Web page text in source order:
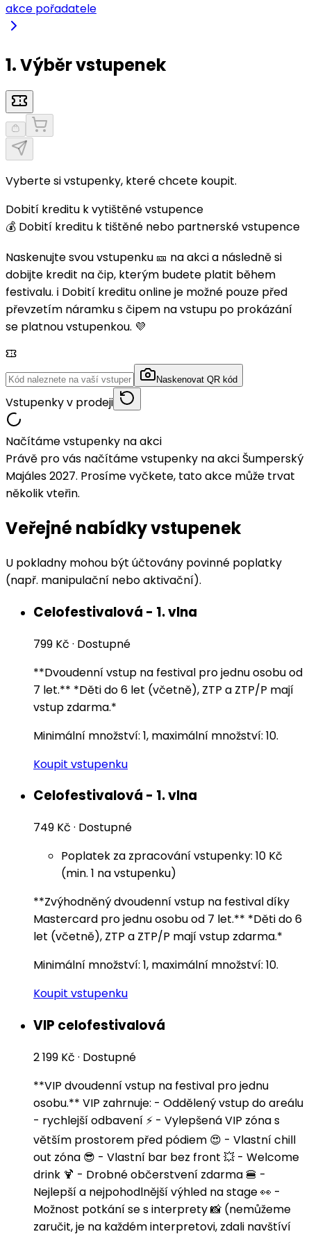
akce pořadatele
1. Výběr vstupenek
Vyberte si vstupenky, které chcete koupit.
Dobití kreditu k vytištěné vstupence
💰 Dobití kreditu k tištěné nebo partnerské vstupence
Naskenujte svou vstupenku 🎫 na akci a následně si
dobijte kredit na čip, kterým budete platit během
festivalu. ℹ️ Dobití kreditu online je možné pouze před
převzetím náramku s čipem na vstupu po prokázání
se platnou vstupenkou. 💜
Naskenovat QR kód
Vstupenky v prodeji
Načítáme vstupenky na akci
Právě pro vás načítáme vstupenky na akci Šumperský
Majáles 2027. Prosíme vyčkete, tato akce může trvat
několik vteřin.
Veřejné nabídky vstupenek
U pokladny mohou být účtovány povinné poplatky
(např. manipulační nebo aktivační).
Celofestivalová - 1. vlna
799 Kč · Dostupné
**Dvoudenní vstup na festival pro jednu osobu od
7 let.** *Děti do 6 let (včetně), ZTP a ZTP/P mají
vstup zdarma.*
Minimální množství: 1, maximální množství: 10.
Koupit vstupenku
Celofestivalová - 1. vlna
749 Kč · Dostupné
Poplatek za zpracování vstupenky: 10 Kč
(min. 1 na vstupenku)
**Zvýhodněný dvoudenní vstup na festival díky
Mastercard pro jednu osobu od 7 let.** *Děti do 6
let (včetně), ZTP a ZTP/P mají vstup zdarma.*
Minimální množství: 1, maximální množství: 10.
Koupit vstupenku
VIP celofestivalová
2 199 Kč · Dostupné
**VIP dvoudenní vstup na festival pro jednu
osobu.** VIP zahrnuje: - Oddělený vstup do areálu
- rychlejší odbavení ⚡️ - Vylepšená VIP zóna s
větším prostorem před pódiem 😍 - Vlastní chill
out zóna 😎 - Vlastní bar bez front 💥 - Welcome
drink 🍹 - Drobné občerstvení zdarma 🍔 -
Nejlepší a nejpohodlnější výhled na stage 👀 -
Možnost potkání se s interprety 📸 (nemůžeme
zaručit, je na každém interpretovi, zdali navštíví